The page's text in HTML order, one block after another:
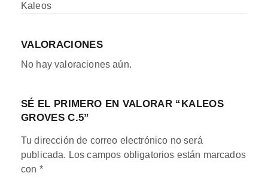
Kaleos
VALORACIONES
No hay valoraciones aún.
SÉ EL PRIMERO EN VALORAR “KALEOS
GROVES C.5”
Tu dirección de correo electrónico no será
publicada. Los campos obligatorios están marcados
con *